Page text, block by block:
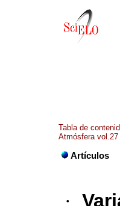
Tabla de
Atmósfera
Artículos
·